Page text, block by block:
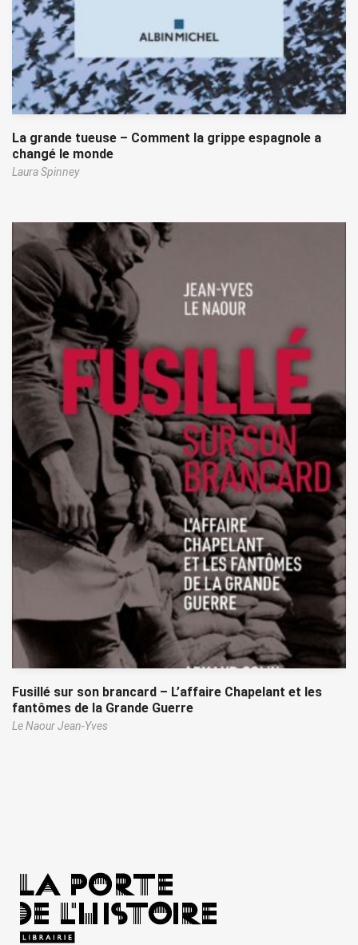
La grande tueuse – Comment la grippe espagnole a
changé le monde
Laura Spinney
Fusillé sur son brancard – L’affaire Chapelant et les
fantômes de la Grande Guerre
Le Naour Jean-Yves